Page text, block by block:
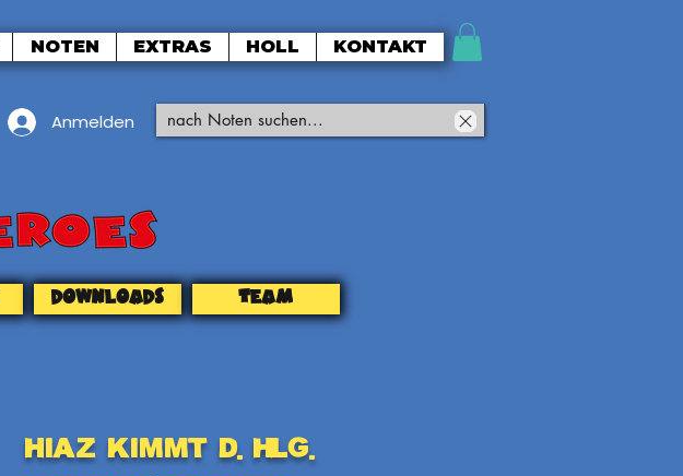
NOTEN EXTRAS HOLL KONTAKT
Anmelden
DOWNLOADS TEAM
Hiaz kimmt d. hlg.